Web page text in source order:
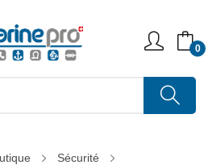
0
Sécurité